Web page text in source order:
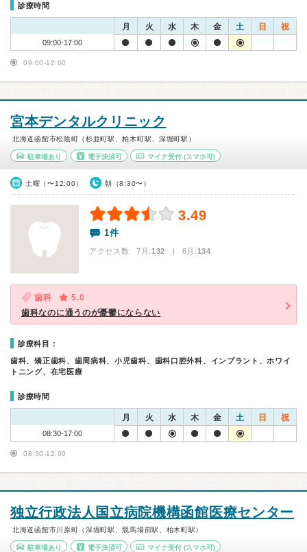
診療時間
月 火 水 木 金 土 日 祝
09:00-17:00
09:00-12:00
宮本デンタルクリニック
北海道函館市松陰町（杉並町駅、柏木町駅、深堀町駅）
駐車場あり 電子決済可 マイナ受付 (スマホ可)
土曜（〜12:00） 朝（8:30〜）
3.49
1件
アクセス数 7月:132 | 6月:134
歯科
5.0
歯科なのに通うのが憂鬱にならない
診療科目：
歯科、矯正歯科、歯周病科、小児歯科、歯科口腔外科、インプラント、ホワイ
トニング、在宅医療
診療時間
月 火 水 木 金 土 日 祝
08:30-17:00
08:30-12:00
独立行政法人国立病院機構函館医療センター
北海道函館市川原町（深堀町駅、競馬場前駅、柏木町駅）
駐車場あり 電子決済可 マイナ受付 (スマホ可)